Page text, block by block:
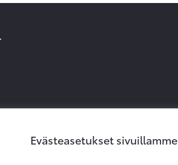
Varo öljyä
Evästeasetukset sivuillamme